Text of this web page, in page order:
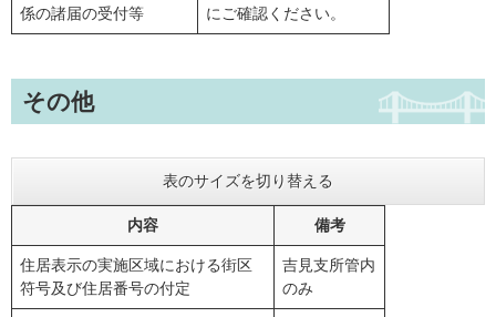
係の諸届の受付等
にご確認ください。
その他
表のサイズを切り替える
内容 備考
住居表示の実施区域における街区
符号及び住居番号の付定
吉見支所管内
のみ